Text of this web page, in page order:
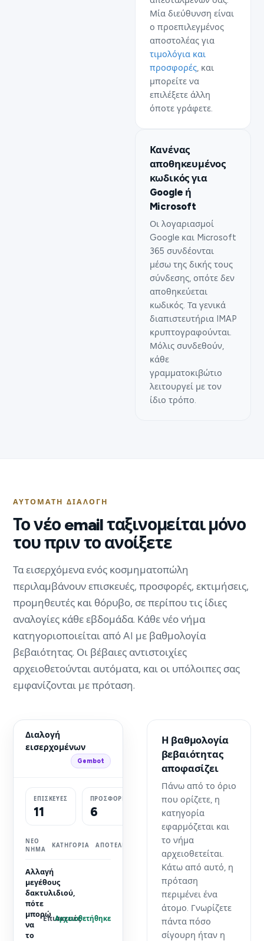
Μία διεύθυνση είναι
ο προεπιλεγμένος
αποστολέας για
τιμολόγια και
προσφορές, και
μπορείτε να
επιλέξετε άλλη
όποτε γράφετε.
Κανένας
αποθηκευμένος
κωδικός για
Google ή
Microsoft
Οι λογαριασμοί
Google και Microsoft
365 συνδέονται
μέσω της δικής τους
σύνδεσης, οπότε δεν
αποθηκεύεται
κωδικός. Τα γενικά
διαπιστευτήρια IMAP
κρυπτογραφούνται.
Μόλις συνδεθούν,
κάθε
γραμματοκιβώτιο
λειτουργεί με τον
ίδιο τρόπο.
ΑΥΤΌΜΑΤΗ ΔΙΑΛΟΓΉ
Το νέο email ταξινομείται μόνο
του πριν το ανοίξετε
Τα εισερχόμενα ενός κοσμηματοπώλη
περιλαμβάνουν επισκευές, προσφορές, εκτιμήσεις,
προμηθευτές και θόρυβο, σε περίπου τις ίδιες
αναλογίες κάθε εβδομάδα. Κάθε νέο νήμα
κατηγοριοποιείται από AI με βαθμολογία
βεβαιότητας. Οι βέβαιες αντιστοιχίες
αρχειοθετούνται αυτόματα, και οι υπόλοιπες σας
εμφανίζονται με πρόταση.
Διαλογή
εισερχομένων
Gembot
ΕΠΙΣΚΕΥΈΣ
11
ΠΡΟΣΦΟΡΈΣ
6
ΕΚΤΙΜΉΣΕΙΣ
ΝΈΟ
ΝΉΜΑ
ΚΑΤΗΓΟΡΊΑ ΑΠΟΤΈΛΕΣΜΑ
Αλλαγή
μεγέθους
δακτυλιδιού,
πότε
μπορώ
να
το
Επισκευές
Αρχειοθετήθηκε
Η βαθμολογία
βεβαιότητας
αποφασίζει
Πάνω από το όριο
που ορίζετε, η
κατηγορία
εφαρμόζεται και
το νήμα
αρχειοθετείται.
Κάτω από αυτό, η
πρόταση
περιμένει ένα
άτομο. Γνωρίζετε
πάντα πόσο
σίγουρη ήταν η